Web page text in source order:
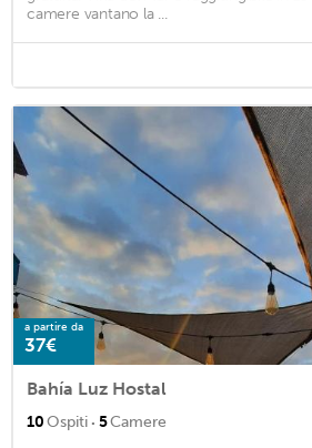
camere vantano la ...
a partire da
37€
Bahía Luz Hostal
10Ospiti · 5Camere